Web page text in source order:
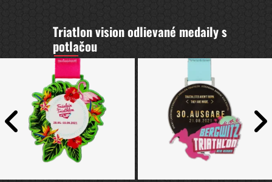
Triatlon vision odlievané medaily s
potlačou